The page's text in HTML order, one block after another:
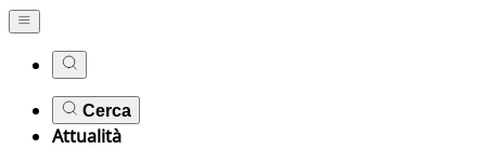
Cerca
Attualità